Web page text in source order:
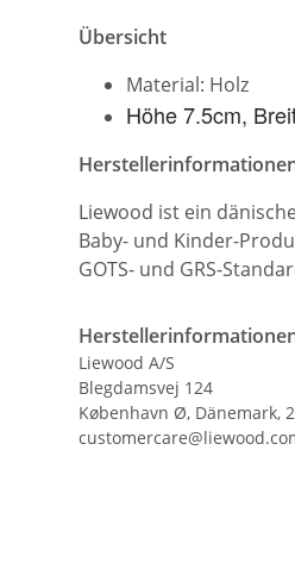
Übersicht
Material: Holz
Höhe 7.5cm,
Liewood ist ein
Baby- und Kinder-
GOTS- und GRS-
Liewood A/S
Blegdamsvej 124
København Ø, Dänemark,